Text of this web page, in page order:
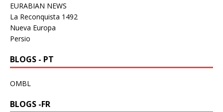
EURABIAN NEWS
La Reconquista 1492
Nueva Europa
Persio
BLOGS - PT
OMBL
BLOGS -FR